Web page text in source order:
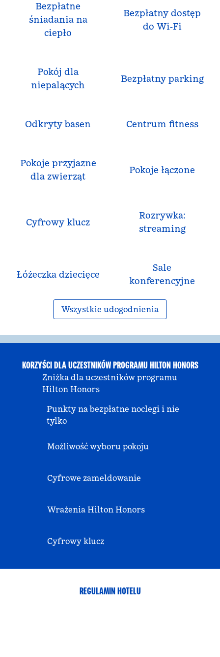
Bezpłatne
śniadania na
ciepło
Bezpłatny dostęp
do Wi‑Fi
Pokój dla
niepalących
Bezpłatny parking
Odkryty basen Centrum fitness
Pokoje przyjazne
dla zwierząt
Pokoje łączone
Cyfrowy klucz
Rozrywka:
streaming
Łóżeczka dziecięce
Sale
konferencyjne
Wszystkie udogodnienia
KORZYŚCI DLA UCZESTNIKÓW PROGRAMU HILTON HONORS
Zniżka dla uczestników programu
Hilton Honors
Punkty na bezpłatne noclegi i nie
tylko
Możliwość wyboru pokoju
Cyfrowe zameldowanie
Wrażenia Hilton Honors
Cyfrowy klucz
REGULAMIN HOTELU